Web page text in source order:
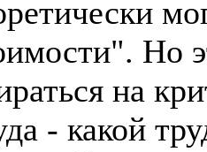
Но
на
- какой